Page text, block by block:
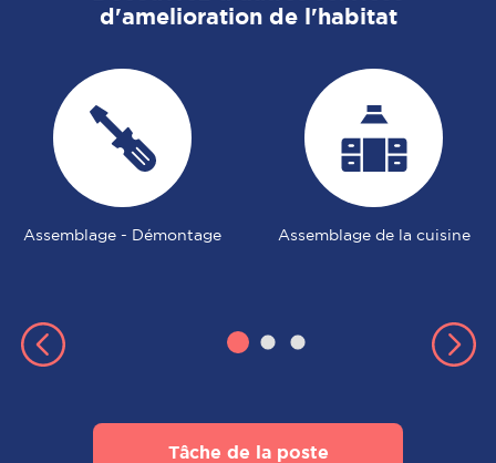
d'amelioration de l'habitat
Assemblage - Démontage Assemblage de la cuisine
Tâche de la poste